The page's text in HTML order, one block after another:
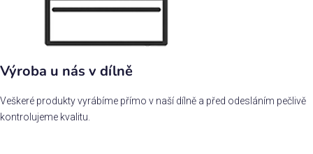
Výroba u nás v dílně
Veškeré produkty vyrábíme přímo v naší dílně a před odesláním pečlivě
kontrolujeme kvalitu.